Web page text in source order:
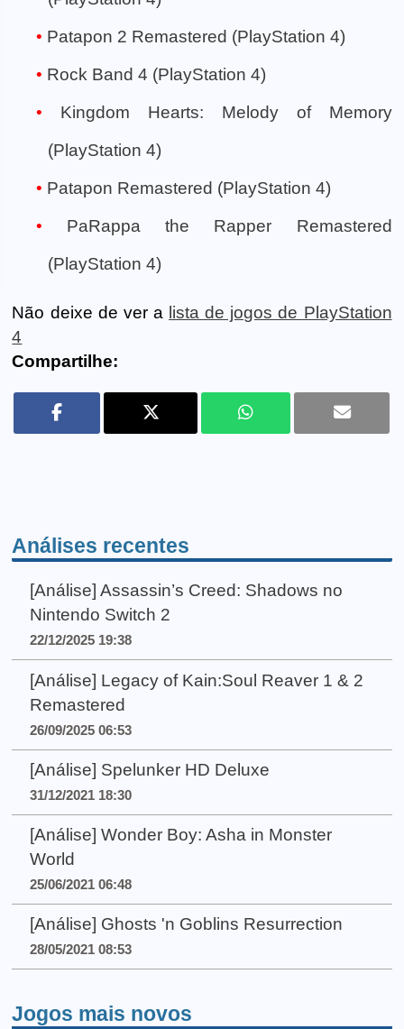
Patapon 2 Remastered (PlayStation 4)
Rock Band 4 (PlayStation 4)
Kingdom Hearts: Melody of Memory
(PlayStation 4)
Patapon Remastered (PlayStation 4)
PaRappa the Rapper Remastered
(PlayStation 4)
Não deixe de ver a lista de jogos de PlayStation
4
Compartilhe:
Análises recentes
[Análise] Assassin’s Creed: Shadows no
Nintendo Switch 2
22/12/2025 19:38
[Análise] Legacy of Kain:Soul Reaver 1 & 2
Remastered
26/09/2025 06:53
[Análise] Spelunker HD Deluxe
31/12/2021 18:30
[Análise] Wonder Boy: Asha in Monster
World
25/06/2021 06:48
[Análise] Ghosts 'n Goblins Resurrection
28/05/2021 08:53
Jogos mais novos